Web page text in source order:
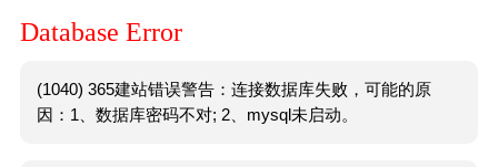
Database Error
(1040) 365建站错误警告：连接数据库失败，可能的原
因：1、数据库密码不对; 2、mysql未启动。